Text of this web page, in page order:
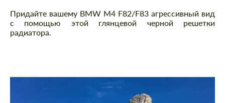
Описание
Придайте вашему BMW M4 F82/F83 агрессивный вид
с помощью этой глянцевой черной решетки
радиатора.